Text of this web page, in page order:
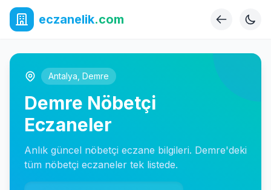
eczanelik.com
Antalya Demre
Demre Nöbetçi
Eczaneler
Anlık güncel nöbetçi eczane bilgileri. Demre'deki
tüm nöbetçi eczaneler tek listede.